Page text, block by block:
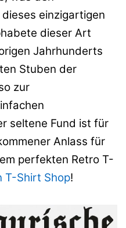
einzigartigen
dieser Art
Jahrhunderts
Stuben der
zur
seltene Fund ist für
Anlass für
perfekten Retro T-
T-Shirt Shop!